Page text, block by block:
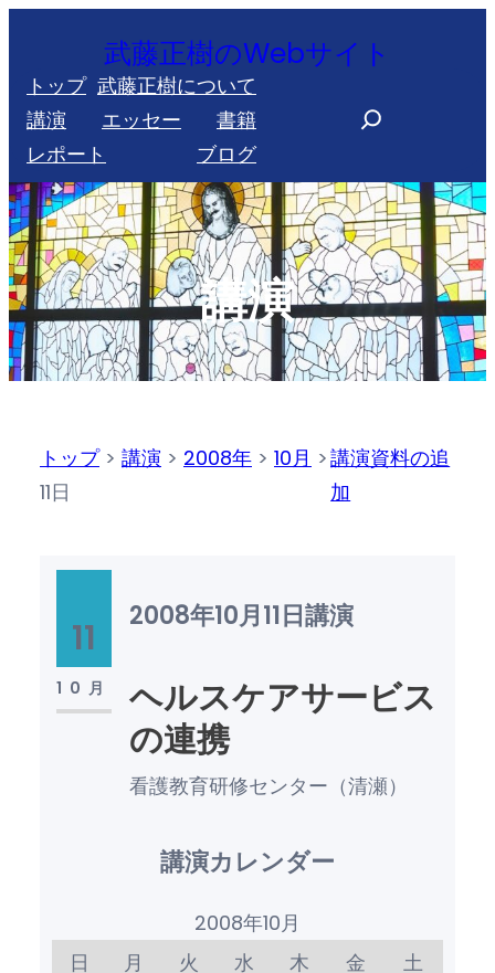
を
ス
キ
ッ
プ
武藤正樹のWebサイト
トップ 武藤正樹について
講演
エッセー
書籍
レポート
ブログ
r
c
h
講演
トップ> 講演 > 2008年 > 10月 >
11日
講演資料の追
加
11
10月
2008年10月11日講演
ヘルスケアサービス
の連携
看護教育研修センター（清瀬）
講演カレンダー
2008年10月
日
月 火 水 木 金
土